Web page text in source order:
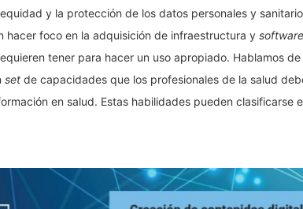
y la protección de los datos personales y
hacer foco en la adquisición de infraestructura y software
tener para hacer un uso apropiado. Hablamos de
set de capacidades que los profesionales de la salud
en salud. Estas habilidades pueden clasificarse